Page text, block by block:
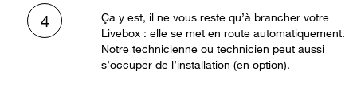
4
Ça y est, il ne vous reste qu’à brancher votre
Livebox : elle se met en route automatiquement.
Notre technicienne ou technicien peut aussi
s’occuper de l’installation (en option).